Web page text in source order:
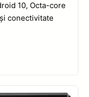
10, Octa-core
conectivitate